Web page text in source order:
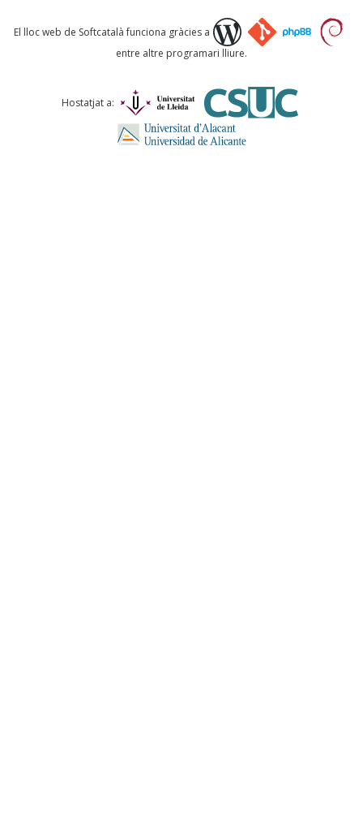
Què proposeu?
Comentari *
El lloc web de Softcatalà funciona gràcies a
entre altre programari lliure.
Hostatjat a: